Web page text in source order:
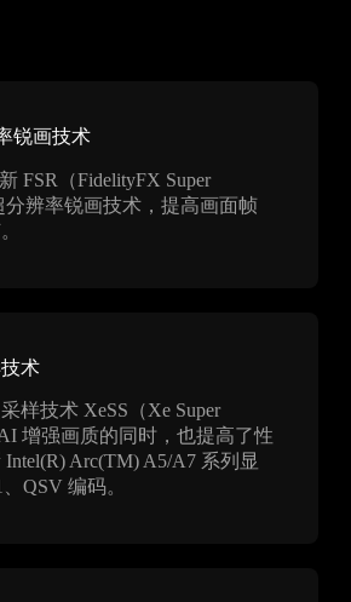
锐画技术
FSR（FidelityFX Super
分辨率锐画技术，提高画面帧
术​
样技术 XeSS（Xe Super
增强画质的同时，也提高了性
Arc(TM) A5/A7 系列显
QSV 编码。